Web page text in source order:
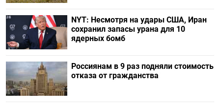
NYT: Несмотря на удары США, Иран
сохранил запасы урана для 10
ядерных бомб
Россиянам в 9 раз подняли стоимость
отказа от гражданства